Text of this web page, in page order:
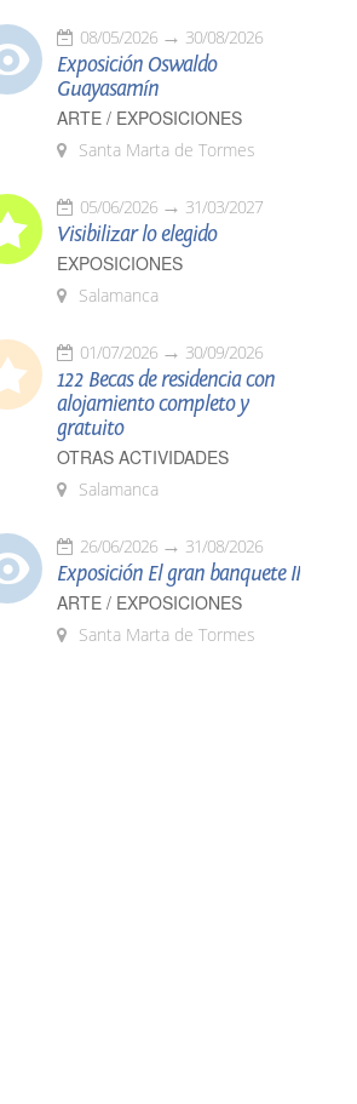
08/05/2026 30/08/2026
Exposición Oswaldo
Guayasamín
ARTE / EXPOSICIONES
Santa Marta de Tormes
05/06/2026 31/03/2027
Visibilizar lo elegido
EXPOSICIONES
Salamanca
01/07/2026 30/09/2026
122 Becas de residencia con
alojamiento completo y
gratuito
OTRAS ACTIVIDADES
Salamanca
26/06/2026 31/08/2026
Exposición El gran banquete II
ARTE / EXPOSICIONES
Santa Marta de Tormes